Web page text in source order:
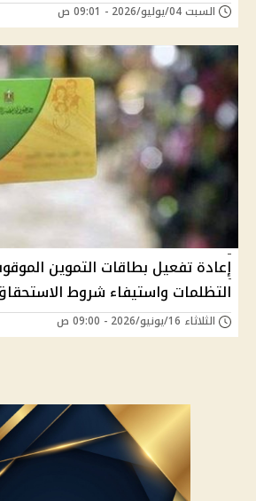
السبت 04/يوليو/2026 - 09:01 ص
إعادة تفعيل بطاقات التموين
التظلمات واستيفاء شروط
الثلاثاء 16/يونيو/2026 - 09:00 ص